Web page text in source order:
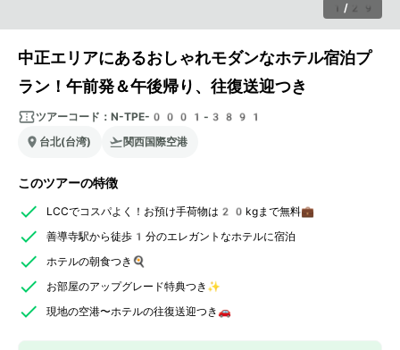
1 / 29
中正エリアにあるおしゃれモダンなホテル宿泊プ
ラン！午前発＆午後帰り、往復送迎つき
ツアーコード： N-TPE-0001-3891
台北(台湾)
関西国際空港
このツアーの特徴
LCCでコスパよく！お預け手荷物は20kgまで無料💼
善導寺駅から徒歩1分のエレガントなホテルに宿泊
ホテルの朝食つき🍳
お部屋のアップグレード特典つき✨
現地の空港〜ホテルの往復送迎つき🚗